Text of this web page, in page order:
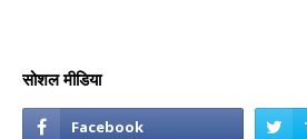
सोशल मीडिया